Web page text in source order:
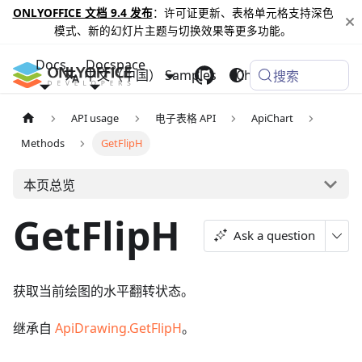
ONLYOFFICE 文档 9.4 发布：许可证更新、表格单元格支持深色
模式、新的幻灯片主题与切换效果等更多功能。
Docs Docspace
Samples Changelog
中文（中国） 搜索
API usage 电子表格 API
ApiChart
Methods
GetFlipH
本页总览
GetFlipH Ask a question
获取当前绘图的水平翻转状态。
继承自 ApiDrawing.GetFlipH。